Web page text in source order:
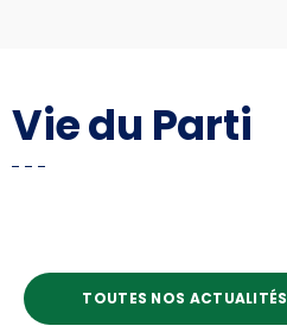
Vie du Parti
TOUTES NOS ACTUALITÉS